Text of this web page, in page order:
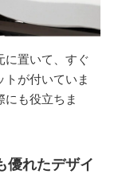
に置いて、すぐ
が付いていま
も役立ちま
優れたデザイ